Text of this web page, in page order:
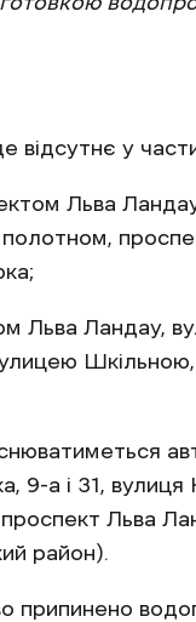
відсутнє у
Льва
Льва Ландау,
9-а і 31,
Льва
район).
припинено